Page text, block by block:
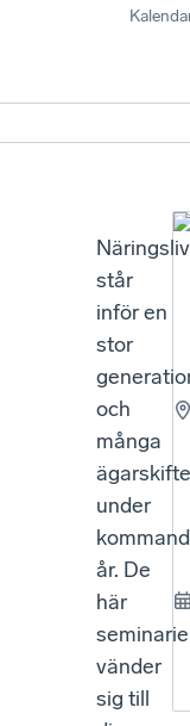
står
inför en
stor
och
många
under
år. De
här
vänder
sig till